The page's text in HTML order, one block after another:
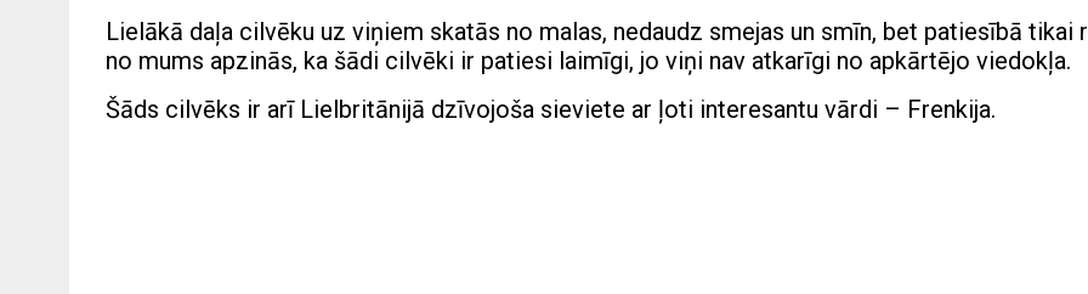
Lielākā daļa cilvēku uz viņiem skatās no malas, nedaudz smejas un smīn, bet patiesībā tikai
no mums apzinās, ka šādi cilvēki ir patiesi laimīgi, jo viņi nav atkarīgi no apkārtējo viedokļa.
Šāds cilvēks ir arī Lielbritānijā dzīvojoša sieviete ar ļoti interesantu vārdi – Frenkija.